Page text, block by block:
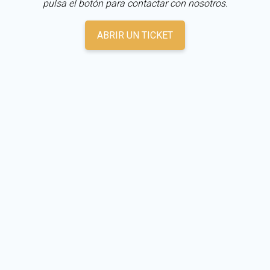
pulsa el botón para contactar con nosotros.
ABRIR UN TICKET